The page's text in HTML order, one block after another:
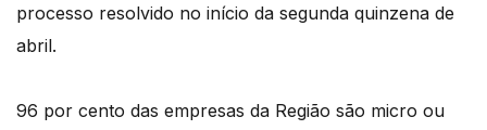
processo resolvido no início da segunda quinzena de
abril.
96 por cento das empresas da Região são micro ou